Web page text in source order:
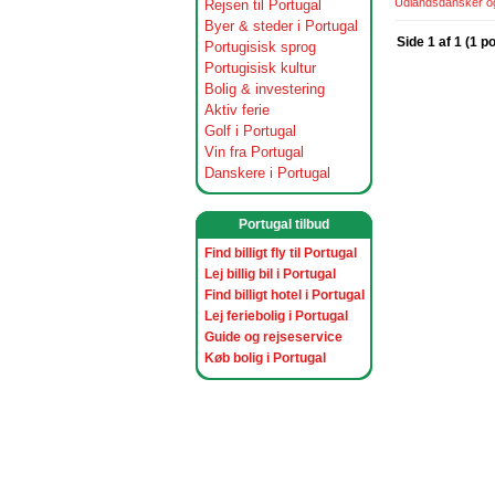
Rejsen til Portugal
Byer & steder i Portugal
Portugisisk sprog
Portugisisk kultur
Bolig & investering
Aktiv ferie
Golf i Portugal
Vin fra Portugal
Danskere i Portugal
Portugal tilbud
Find billigt fly til Portugal
Lej billig bil i Portugal
Find billigt hotel i Portugal
Lej feriebolig i Portugal
Guide og rejseservice
Køb bolig i Portugal
Side 1 af 1 (1